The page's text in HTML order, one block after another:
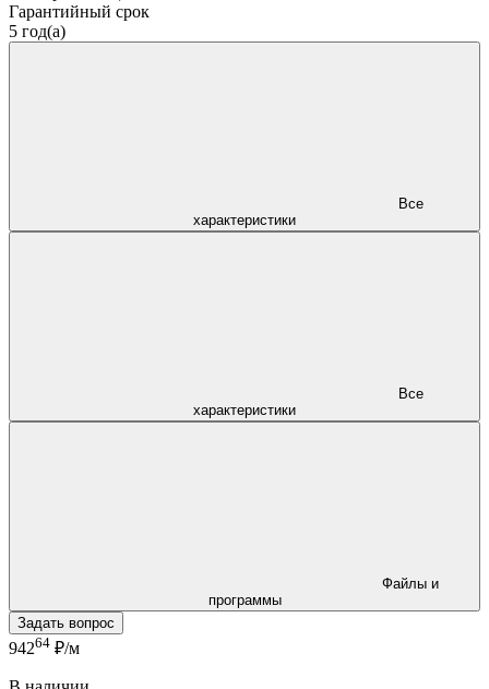
Гарантийный срок
5 год(а)
характеристики
характеристики
программы
Задать вопрос
94264 ₽/м